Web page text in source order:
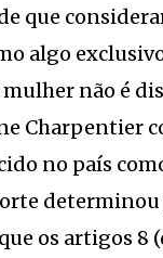
que
algo
não é
Charpentier
no país
os artigos 8